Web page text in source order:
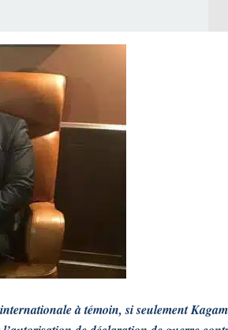
à témoin, si seulement